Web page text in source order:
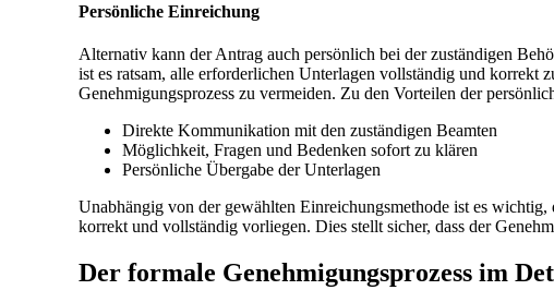
Persönliche Einreichung
Alternativ kann der Antrag auch persönlich bei der zuständigen
ist es ratsam, alle erforderlichen Unterlagen vollständig und korrekt
Genehmigungsprozess zu vermeiden. Zu den Vorteilen der
Direkte Kommunikation mit den zuständigen Beamten
Möglichkeit, Fragen und Bedenken sofort zu klären
Persönliche Übergabe der Unterlagen
Unabhängig von der gewählten Einreichungsmethode ist es
korrekt und vollständig vorliegen. Dies stellt sicher, dass der
Der formale Genehmigungsprozess im